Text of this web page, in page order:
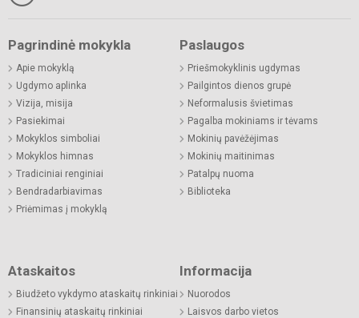
Pagrindinė mokykla
Apie mokyklą
Ugdymo aplinka
Vizija, misija
Pasiekimai
Mokyklos simboliai
Mokyklos himnas
Tradiciniai renginiai
Bendradarbiavimas
Priėmimas į mokyklą
Paslaugos
Priešmokyklinis ugdymas
Pailgintos dienos grupė
Neformalusis švietimas
Pagalba mokiniams ir tėvams
Mokinių pavėžėjimas
Mokinių maitinimas
Patalpų nuoma
Biblioteka
Ataskaitos
Biudžeto vykdymo ataskaitų rinkiniai
Finansinių ataskaitų rinkiniai
Informacija
Nuorodos
Laisvos darbo vietos